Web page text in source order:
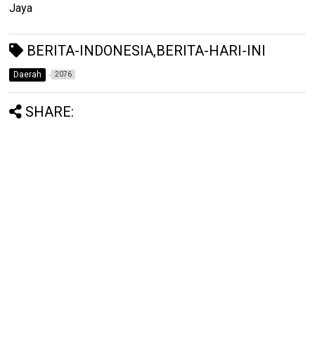
Jaya
BERITA-INDONESIA,BERITA-HARI-INI
Daerah 2076
SHARE: